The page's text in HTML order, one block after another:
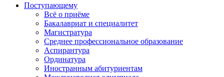
Поступающему
Всё о приёме
Бакалавриат и специалитет
Магистратура
Среднее профессиональное образование
Аспирантура
Ординатура
Иностранным абитуриентам